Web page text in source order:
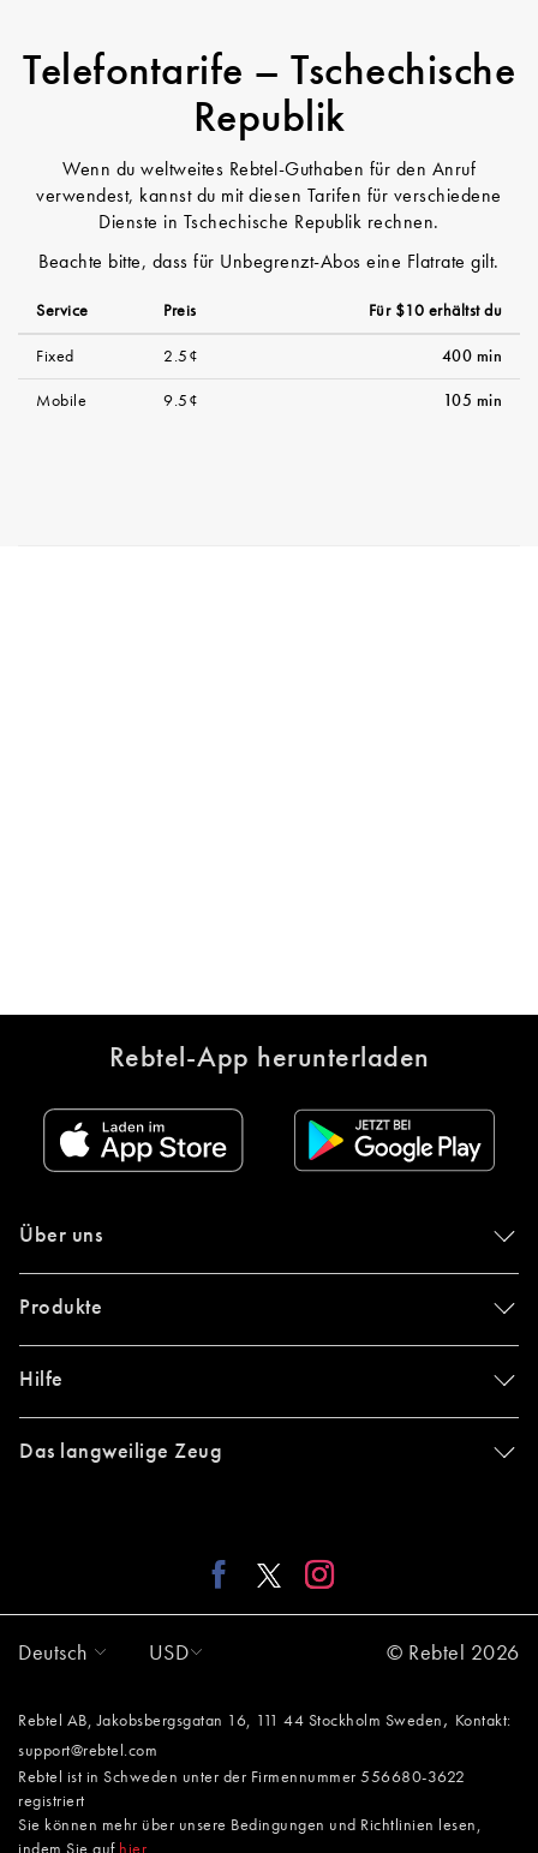
Telefontarife – Tschechische
Republik
Wenn du weltweites Rebtel-Guthaben für den Anruf
verwendest, kannst du mit diesen Tarifen für verschiedene
Dienste in Tschechische Republik rechnen.
Beachte bitte, dass für Unbegrenzt-Abos eine Flatrate gilt.
Service Preis Für $10 erhältst du
Fixed 2.5¢ 400 min
Mobile 9.5¢ 105 min
Rebtel-App herunterladen
Über uns
Produkte
Hilfe
Das langweilige Zeug
Deutsch USD © Rebtel 2026
Rebtel AB, Jakobsbergsgatan 16, 111 44 Stockholm Sweden ,
Kontakt:
support@rebtel.com
Rebtel ist in Schweden unter der Firmennummer 556680-3622
registriert
Sie können mehr über unsere Bedingungen und Richtlinien lesen,
indem Sie auf hier.